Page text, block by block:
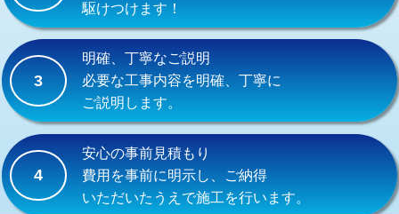
交換・取付(排水栓・排水トラップ
（P/S/ポップアップ））
交換・取付（その他部品）
持込商品取付（単水栓）
持込商品取付（混合水栓）
持込商品取付（浄水器・分岐水栓） 16,500円
駆けつけます！
3
明確、丁寧なご説明
必要な工事内容を明確、丁寧に
ご説明します。
4
安心の事前見積もり
費用を事前に明示し、ご納得
いただいたうえで施工を行います。